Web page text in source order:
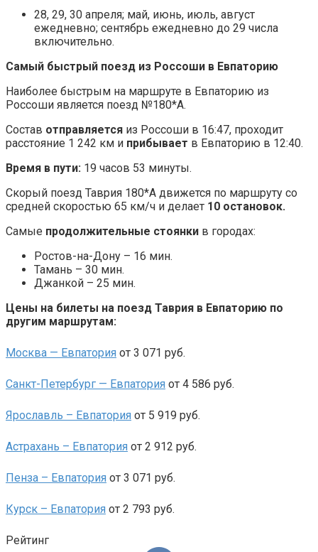
28, 29, 30 апреля; май, июнь, июль, август
ежедневно; сентябрь ежедневно до 29 числа
включительно.
Самый быстрый поезд из Россоши в Евпаторию
Наиболее быстрым на маршруте в Евпаторию из
Россоши является поезд №180*А.
Состав отправляется из Россоши в 16:47, проходит
расстояние 1 242 км и прибывает в Евпаторию в 12:40.
Время в пути: 19 часов 53 минуты.
Скорый поезд Таврия 180*А движется по маршруту со
средней скоростью 65 км/ч и делает 10 остановок.
Самые продолжительные стоянки в городах:
Ростов-на-Дону – 16 мин.
Тамань – 30 мин.
Джанкой – 25 мин.
Цены на билеты на поезд Таврия в Евпаторию по
другим маршрутам:
Москва — Евпатория от 3 071 руб.
Санкт-Петербург — Евпатория от 4 586 руб.
Ярославль – Евпатория от 5 919 руб.
Астрахань – Евпатория от 2 912 руб.
Пенза – Евпатория от 3 071 руб.
Курск – Евпатория от 2 793 руб.
Рейтинг